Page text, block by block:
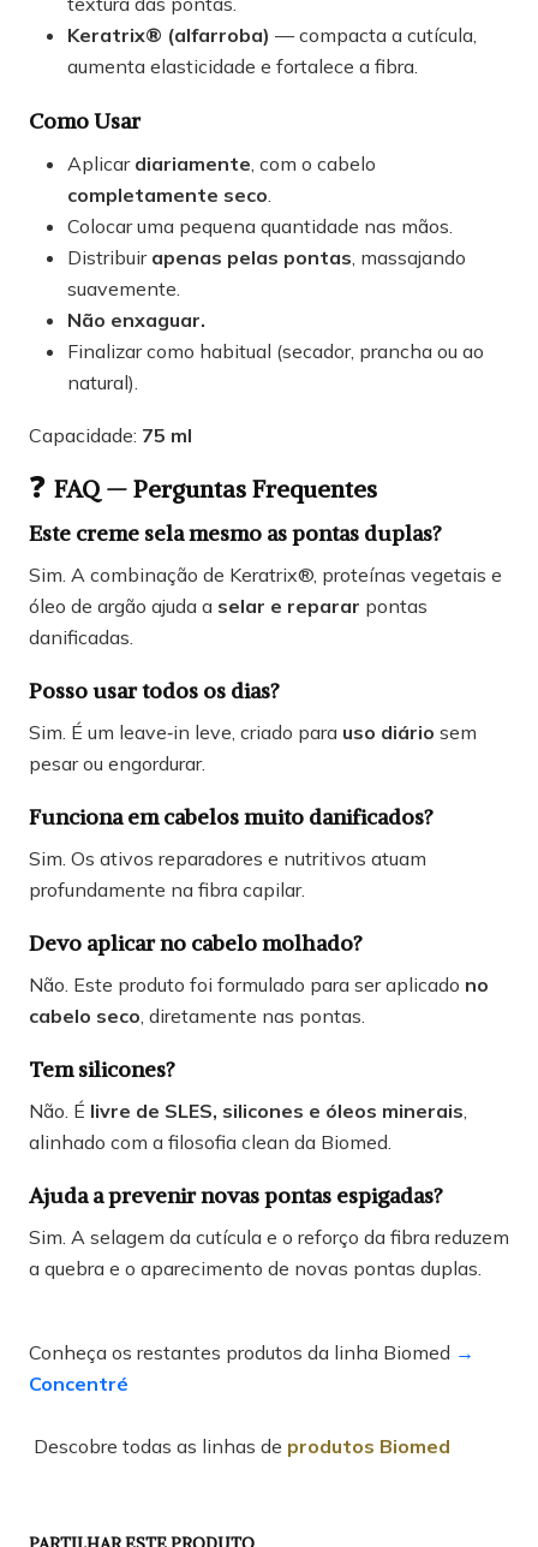
Keratrix® (alfarroba) — compacta a cutícula,
aumenta elasticidade e fortalece a fibra.
Como Usar
Aplicar diariamente, com o cabelo
completamente seco.
Colocar uma pequena quantidade nas mãos.
Distribuir apenas pelas pontas, massajando
suavemente.
Não enxaguar.
Finalizar como habitual (secador, prancha ou ao
natural).
Capacidade: 75 ml
❓ FAQ — Perguntas Frequentes
Este creme sela mesmo as pontas duplas?
Sim. A combinação de Keratrix®, proteínas vegetais e
óleo de argão ajuda a selar e reparar pontas
danificadas.
Posso usar todos os dias?
Sim. É um leave‑in leve, criado para uso diário sem
pesar ou engordurar.
Funciona em cabelos muito danificados?
Sim. Os ativos reparadores e nutritivos atuam
profundamente na fibra capilar.
Devo aplicar no cabelo molhado?
Não. Este produto foi formulado para ser aplicado no
cabelo seco, diretamente nas pontas.
Tem silicones?
Não. É livre de SLES, silicones e óleos minerais,
alinhado com a filosofia clean da Biomed.
Ajuda a prevenir novas pontas espigadas?
Sim. A selagem da cutícula e o reforço da fibra reduzem
a quebra e o aparecimento de novas pontas duplas.
Conheça os restantes produtos da linha Biomed →
Concentré
Descobre todas as linhas de produtos Biomed